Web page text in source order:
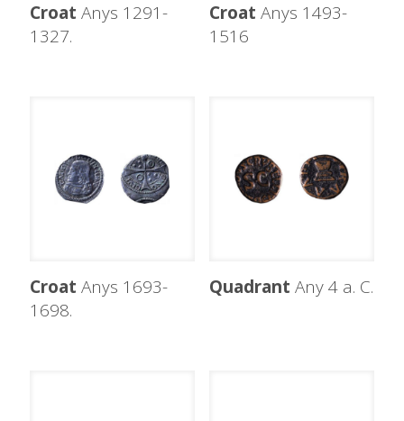
Croat Anys 1291-
1327.
Croat Anys 1493-
1516
Croat Anys 1693-
1698.
Quadrant Any 4 a. C.